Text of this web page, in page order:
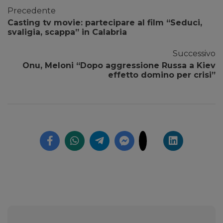
Precedente
Casting tv movie: partecipare al film “Seduci,
svaligia, scappa” in Calabria
Successivo
Onu, Meloni “Dopo aggressione Russa a Kiev
effetto domino per crisi”